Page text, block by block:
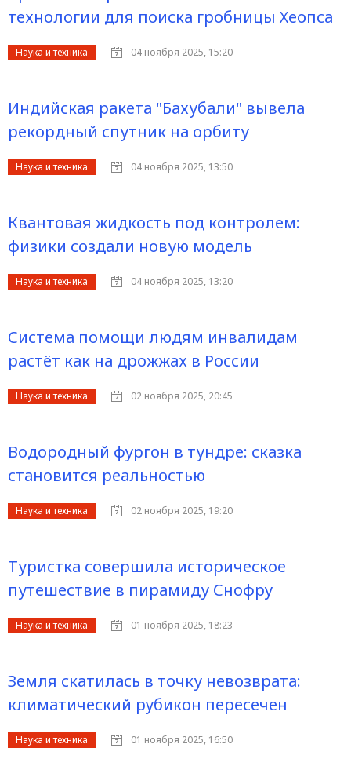
технологии для поиска гробницы Хеопса
Наука и техника 04 ноября 2025, 15:20
Индийская ракета "Бахубали" вывела
рекордный спутник на орбиту
Наука и техника 04 ноября 2025, 13:50
Квантовая жидкость под контролем:
физики создали новую модель
Наука и техника 04 ноября 2025, 13:20
Система помощи людям инвалидам
растёт как на дрожжах в России
Наука и техника 02 ноября 2025, 20:45
Водородный фургон в тундре: сказка
становится реальностью
Наука и техника 02 ноября 2025, 19:20
Туристка совершила историческое
путешествие в пирамиду Снофру
Наука и техника 01 ноября 2025, 18:23
Земля скатилась в точку невозврата:
климатический рубикон пересечен
Наука и техника 01 ноября 2025, 16:50